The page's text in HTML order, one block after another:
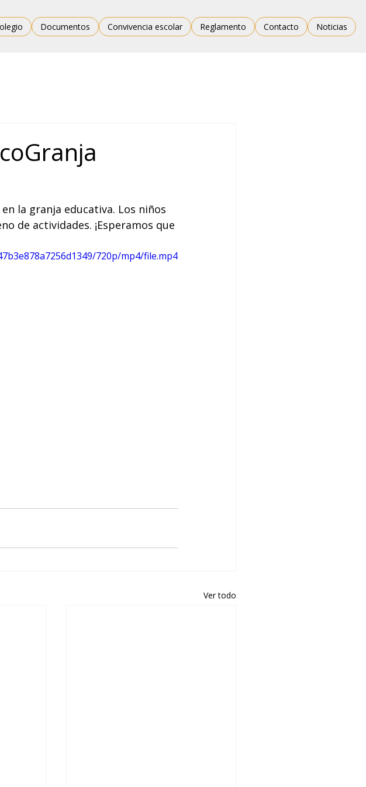
Documentos Convivencia escolar Reglamento Contacto Noticias
la granja educativa. Los niños
de actividades. ¡Esperamos que
720p/mp4/file.mp4
Ver todo